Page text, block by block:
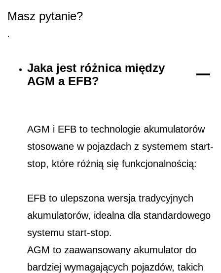
Masz pytanie?
.
Jaka jest różnica między
AGM a EFB?
AGM i EFB to technologie akumulatorów
stosowane w pojazdach z systemem start-
stop, które różnią się funkcjonalnością:
EFB to ulepszona wersja tradycyjnych
akumulatorów, idealna dla standardowego
systemu start-stop.
AGM to zaawansowany akumulator do
bardziej wymagających pojazdów, takich